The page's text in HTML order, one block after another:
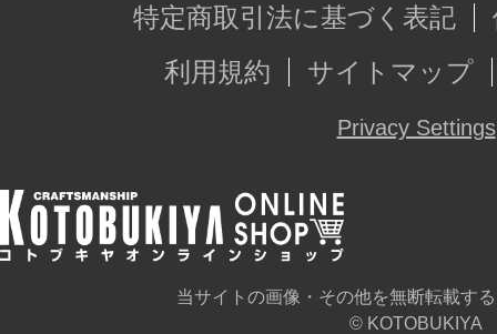
特定商取引法に基づく表記
利用規約
サイトマップ
Privacy Settings
当サイトの画像・その他を無断転載す
© KOTOBUKIYA